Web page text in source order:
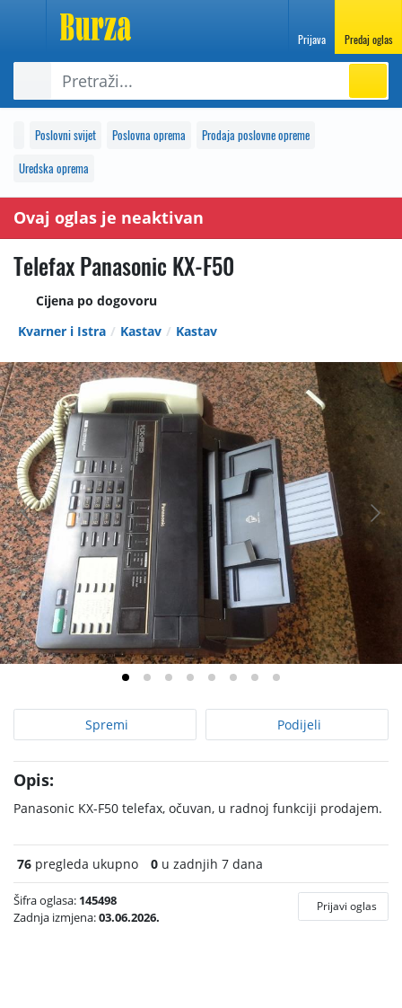
Prijava Predaj oglas
Poslovni svijet Poslovna oprema
Prodaja poslovne opreme
Uredska oprema
Ovaj oglas je neaktivan
Telefax Panasonic KX-F50
Cijena po dogovoru
Kvarner i Istra
Kastav Kastav
Spremi Podijeli
Opis:
Panasonic KX-F50 telefax, očuvan, u radnoj funkciji prodajem.
76 pregleda ukupno 0 u zadnjih 7 dana
Šifra oglasa: 145498
Zadnja izmjena:03.06.2026.
Prijavi oglas